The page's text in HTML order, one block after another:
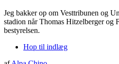
Jeg bakker op om Vesttribunen og
stadion når Thomas Hitzelberger og
bestyrelsen.
Hop til indlæg